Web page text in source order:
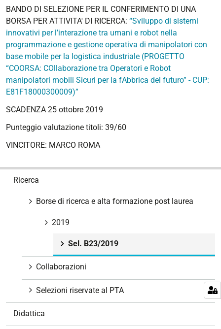
BANDO DI SELEZIONE PER IL CONFERIMENTO DI UNA
BORSA PER ATTIVITA' DI RICERCA: “Sviluppo di sistemi
innovativi per l’interazione tra umani e robot nella
programmazione e gestione operativa di manipolatori con
base mobile per la logistica industriale (PROGETTO
“COORSA: COllaborazione tra Operatori e Robot
manipolatori mobili Sicuri per la fAbbrica del futuro” - CUP:
E81F18000300009)”
SCADENZA 25 ottobre 2019
Punteggio valutazione titoli: 39/60
VINCITORE: MARCO ROMA
Ricerca
Borse di ricerca e alta formazione post laurea
2019
Sel. B23/2019
Collaborazioni
Selezioni riservate al PTA
Didattica